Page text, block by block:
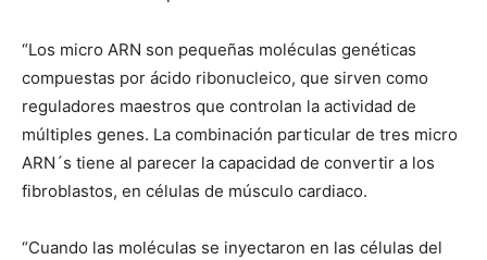
“Los micro ARN son pequeñas moléculas genéticas
compuestas por ácido ribonucleico, que sirven como
reguladores maestros que controlan la actividad de
múltiples genes. La combinación particular de tres micro
ARN´s tiene al parecer la capacidad de convertir a los
fibroblastos, en células de músculo cardiaco.
“Cuando las moléculas se inyectaron en las células del